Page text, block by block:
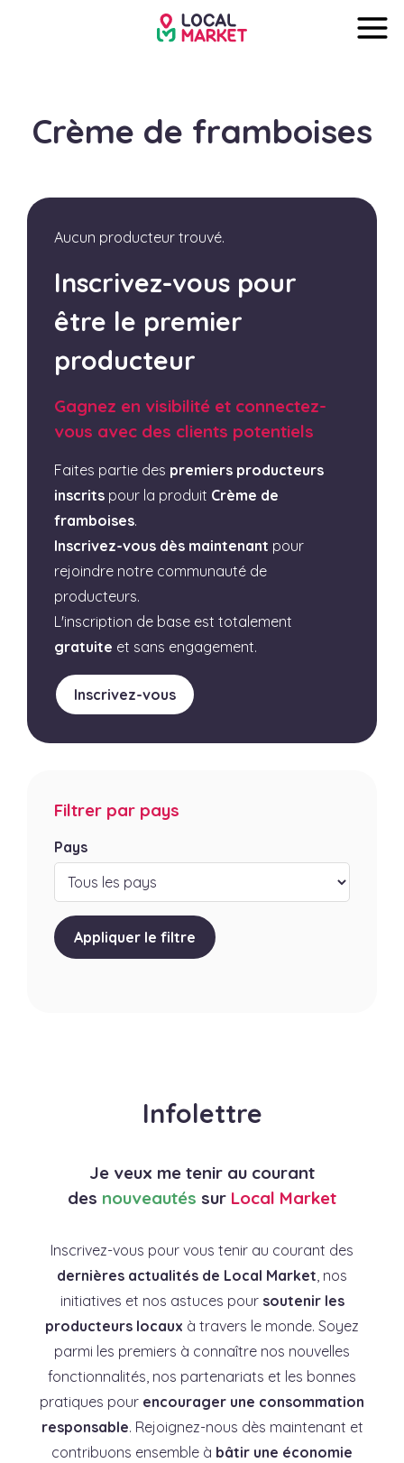
Crème de framboises
Aucun producteur trouvé.
Inscrivez-vous pour
être le premier
producteur
Gagnez en visibilité et connectez-
vous avec des clients potentiels
Faites partie des premiers producteurs
inscrits pour la produit Crème de
framboises.
Inscrivez-vous dès maintenant pour
rejoindre notre communauté de
producteurs.
L'inscription de base est totalement
gratuite et sans engagement.
Inscrivez-vous
Filtrer par pays
Pays
Appliquer le filtre
Infolettre
Je veux me tenir au courant
des nouveautés sur Local Market
Inscrivez-vous pour vous tenir au courant des
dernières actualités de Local Market, nos
initiatives et nos astuces pour soutenir les
producteurs locaux à travers le monde. Soyez
parmi les premiers à connaître nos nouvelles
fonctionnalités, nos partenariats et les bonnes
pratiques pour encourager une consommation
responsable. Rejoignez-nous dès maintenant et
contribuons ensemble à bâtir une économie